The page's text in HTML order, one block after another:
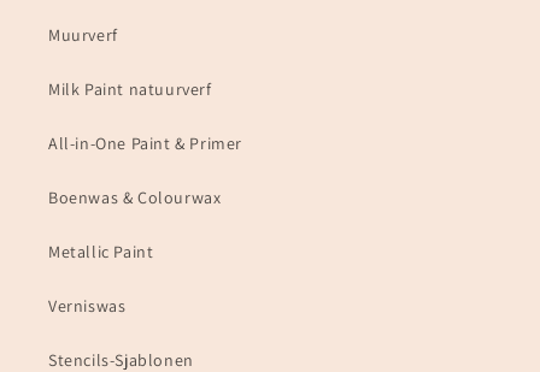
Muurverf
Milk Paint natuurverf
All-in-One Paint & Primer
Boenwas & Colourwax
Metallic Paint
Verniswas
Stencils-Sjablonen